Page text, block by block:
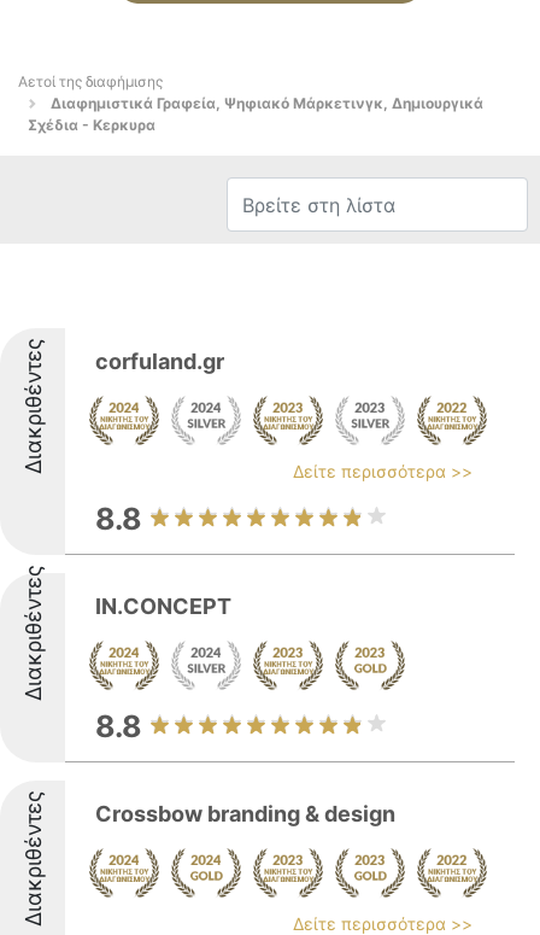
Αετοί της διαφήμισης
Διαφημιστικά Γραφεία, Ψηφιακό Μάρκετινγκ, Δημιουργικά
Σχέδια - Κερκυρα
Διακριθέντες corfuland.gr
Δείτε περισσότερα >>
8.8
Διακριθέντες IN.CONCEPT
8.8
Διακριθέντες Crossbow branding & design
Δείτε περισσότερα >>